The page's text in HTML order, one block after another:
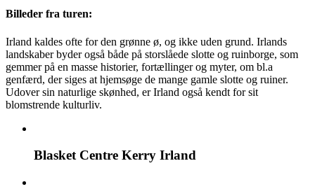
Billeder fra turen:
Irland kaldes ofte for den grønne ø, og ikke uden grund. Irlands
landskaber byder også både på storslåede slotte og ruinborge, som
gemmer på en masse historier, fortællinger og myter, om bl.a
genfærd, der siges at hjemsøge de mange gamle slotte og ruiner.
Udover sin naturlige skønhed, er Irland også kendt for sit
blomstrende kulturliv.
Blasket Centre Kerry Irland